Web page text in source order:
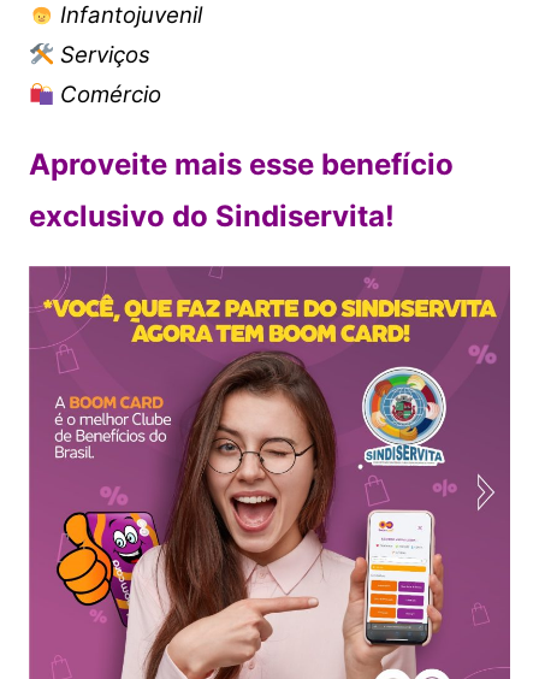
Infantojuvenil
Serviços
Comércio
Aproveite mais esse benefício
exclusivo do Sindiservita!